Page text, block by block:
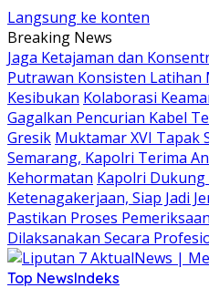
Langsung ke konten
Breaking News
Jaga Ketajaman dan
Putrawan Konsisten Latihan
Kesibukan Kolaborasi
Gagalkan Pencurian Kabel
Gresik Muktamar XVI Tapak
Semarang, Kapolri Terima
Kehormatan Kapolri Dukung
Ketenagakerjaan, Siap Jadi
Pastikan Proses
Dilaksanakan Secara
Top NewsIndeks